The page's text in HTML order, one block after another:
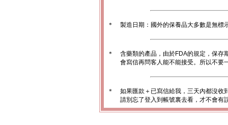
＊ 製造日期：國外的保養品大多數是無標
＊
含藥類的產品，由於FDA的規定，保存
會寫信再問客人能不能接受。所以不要
＊
如果匯款＋已寫信給我，三天內都沒收
請別忘了登入到帳號裏去看，才不會有